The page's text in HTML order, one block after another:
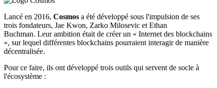
Lancé en 2016, Cosmos a été développé sous l'impulsion de ses
trois fondateurs, Jae Kwon, Zarko Milosevic et Ethan
Buchman. Leur ambition était de créer un « Internet des blockchains
», sur lequel différentes blockchains pourraient interagir de manière
décentralisée.
Pour ce faire, ils ont développé trois outils qui servent de socle à
l'écosystème :